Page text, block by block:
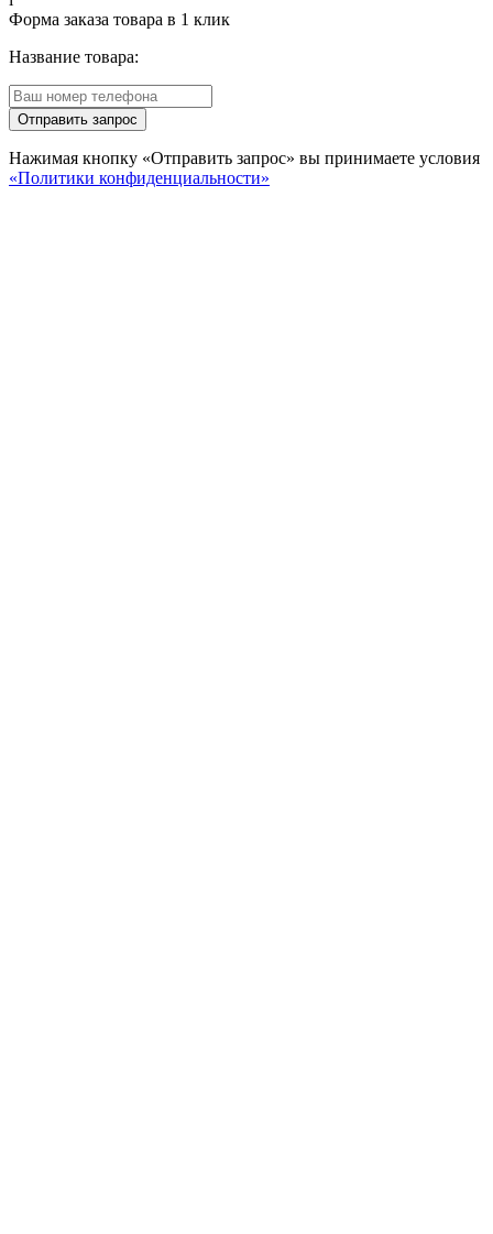
Форма заказа товара в 1 клик
Название товара:
Отправить запрос
Нажимая кнопку «Отправить запрос» вы принимаете условия
«Политики конфиденциальности»